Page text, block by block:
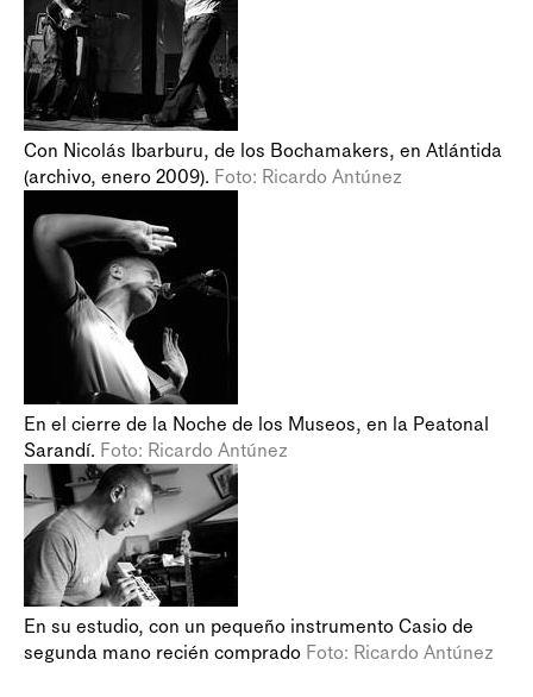
Con Nicolás Ibarburu, de los Bochamakers, en Atlántida
(archivo, enero 2009). Foto: Ricardo Antúnez
En el cierre de la Noche de los Museos, en la Peatonal
Sarandí. Foto: Ricardo Antúnez
En su estudio, con un pequeño instrumento Casio de
segunda mano recién comprado Foto: Ricardo Antúnez